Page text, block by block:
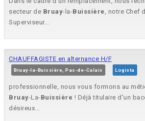
secteur de Bruay-la-Buissière, notre Chef
Superviseur...
CHAUFFAGISTE en alternance H/F
Bruay-la-Buissière, Pas-de-Calais Logista
professionnelle, nous vous formons au
Bruay-La-Buissière ! Déjà titulaire d'un
désireux...